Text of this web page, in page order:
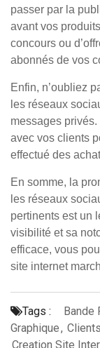
passer par la
avant vos
concours ou
abonnés de vos
Enfin, n’oubliez
les réseaux
messages
avec vos clients
effectué des
En somme, la
les réseaux
pertinents est un
visibilité et sa
efficace, vous
site internet
Tags : Bande
Graphique,
Creation Site